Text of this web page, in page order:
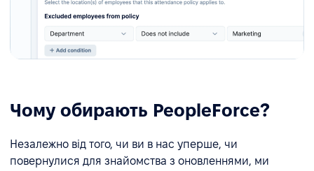
Чому обирають PeopleForce?
Незалежно від того, чи ви в нас уперше, чи
повернулися для знайомства з оновленнями, ми